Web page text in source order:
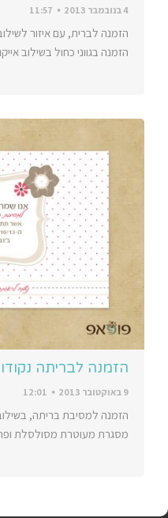
4 בנובמבר 2013 11:57
הזמנה לברית, עם איזור
הזמנה בגווני כחול בשילוב
הזמנה לבריתה
9 באוקטובר 2013 12:01
הזמנה למסיבת בריתה,
מסגרת מעוטרת מסולסלת